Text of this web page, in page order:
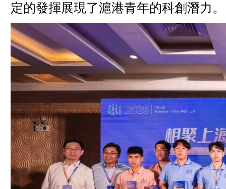
定的發揮展現了滬港青年的科創潛力